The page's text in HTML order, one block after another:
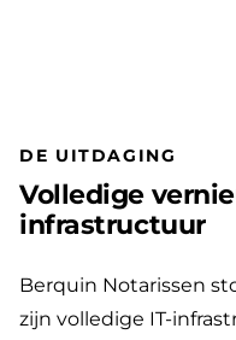
DE UITDAGING
Volledige
infrastructuur
Berquin Notarissen
zijn volledige IT-